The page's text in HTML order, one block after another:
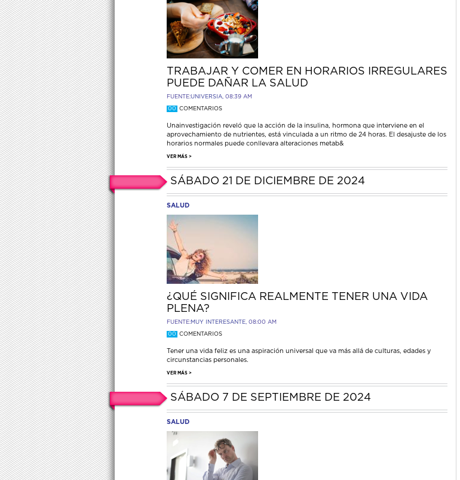
TRABAJAR Y COMER EN HORARIOS IRREGULARES
PUEDE DAÑAR LA SALUD
FUENTE:UNIVERSIA, 08:39 AM
00 COMENTARIOS
Unainvestigación reveló que la acción de la insulina, hormona que interviene en el
aprovechamiento de nutrientes, está vinculada a un ritmo de 24 horas. El desajuste de los
horarios normales puede conllevara alteraciones metab&
VER MÁS >
SÁBADO 21 DE DICIEMBRE DE 2024
SALUD
¿QUÉ SIGNIFICA REALMENTE TENER UNA VIDA
PLENA?
FUENTE:MUY INTERESANTE, 08:00 AM
00 COMENTARIOS
Tener una vida feliz es una aspiración universal que va más allá de culturas, edades y
circunstancias personales.
VER MÁS >
SÁBADO 7 DE SEPTIEMBRE DE 2024
SALUD